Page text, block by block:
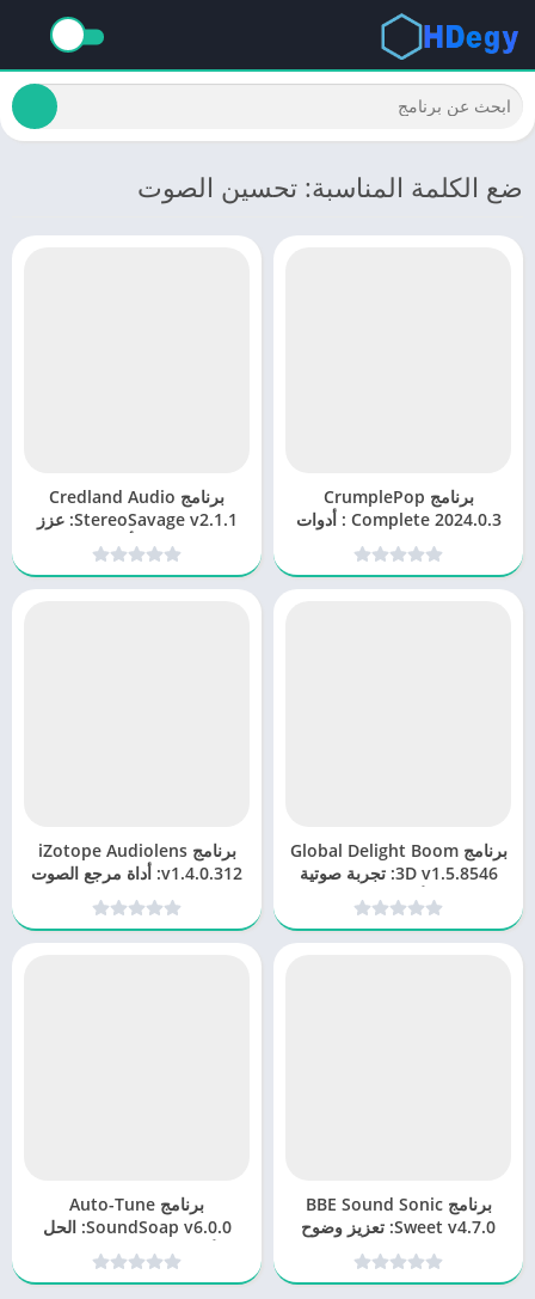
ضع الكلمة المناسبة: تحسين الصوت
برنامج CrumplePop
Complete 2024.0.3 : أدوات
الصوت الشاملة والذكية
برنامج Credland Audio
StereoSavage v2.1.1: عزز
جودة الصوت بتأثيرات ستيريو
مبتكرة
برنامج Global Delight Boom
3D v1.5.8546: تجربة صوتية
ثلاثية الأبعاد لا مثيل لها
برنامج iZotope Audiolens
v1.4.0.312: أداة مرجع الصوت
المثالية
برنامج BBE Sound Sonic
Sweet v4.7.0: تعزيز وضوح
وقوة الصوت
برنامج Auto-Tune
SoundSoap v6.0.0: الحل
الأمثل لتنقية الصوت بجودة
احترافية